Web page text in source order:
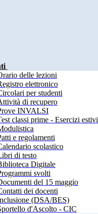
delle lezioni
elettronico
per studenti
di recupero
INVALSI
classi prime - Esercizi estivi
e regolamenti
scolastico
di testo
Digitale
svolti
del 15 maggio
dei docenti
(DSA/BES)
d'Ascolto - CIC